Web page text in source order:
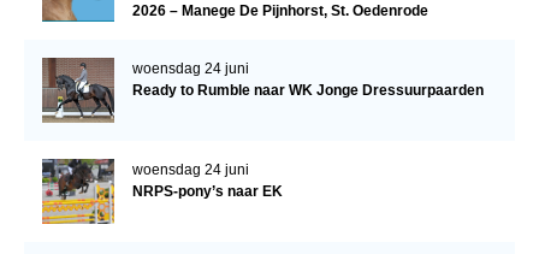
Hengstenselectie
AANMELDEN HENGSTENKEURING ONDER HET
Verrichtingsonderzoek NRPS
Verrichtingsonderzoek 2025-2026
2026 – Manege De Pijnhorst, St. Oedenrode
woensdag 24 juni
Ready to Rumble naar WK Jonge Dressuurpaarden
woensdag 24 juni
NRPS-pony’s naar EK